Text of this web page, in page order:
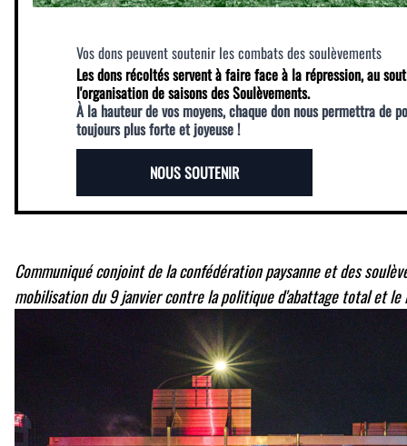
Vos dons peuvent soutenir les combats des soulèvements
Les dons récoltés servent à faire face à la répression, au
l'organisation de saisons des Soulèvements.
À la hauteur de vos moyens, chaque don nous permettra de
toujours plus forte et joyeuse !
NOUS SOUTENIR
Communiqué conjoint de la confédération paysanne et des
mobilisation du 9 janvier contre la politique d'abattage total et le